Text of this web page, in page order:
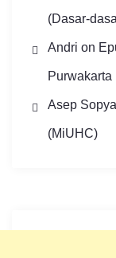
(Dasar-
Andri on
Purwakarta
Asep
(MiUHC)